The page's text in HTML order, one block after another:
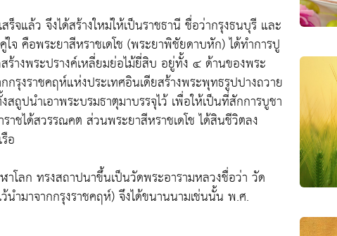
ร็จแล้ว จึงได้สร้างใหม่ให้เป็นราชธานี ชื่อว่ากรุงธนบุรี และ
คือพระยาสีหราชเดโช (พระยาพิชัยดาบหัก) ได้ทำการปู
างพระปรางค์เหลี่ยมย่อไม้ยี่สิบ อยู่ทั้ง ๔ ด้านของพระ
รุงราชคฤห์แห่งประเทศอินเดียสร้างพระพุทธรูปปางถวาย
ถูปนำเอาพระบรมธาตุมาบรรจุไว้ เพื่อให้เป็นที่สักการบูชา
ชได้สวรรณคต ส่วนพระยาสีหราชเดโช ได้สินชีวิตลง
อ
ลก ทรงสถาปนาขึ้นเป็นวัดพระอารามหลวงชื่อว่า วัด
ำมาจากกรุงราชคฤห์) จึงได้ขนานนามเช่นนั้น พ.ศ.